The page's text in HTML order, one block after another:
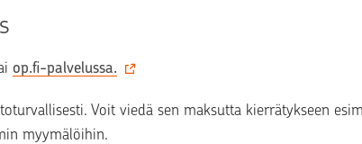
op.fi-palvelussa‍.
Voit viedä sen maksutta kierrätykseen
myymälöihin.